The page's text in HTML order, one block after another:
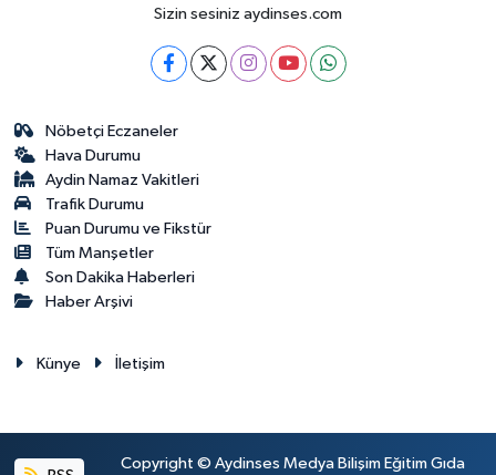
Sizin sesiniz aydinses.com
Nöbetçi Eczaneler
Hava Durumu
Aydin Namaz Vakitleri
Trafik Durumu
Puan Durumu ve Fikstür
Tüm Manşetler
Son Dakika Haberleri
Haber Arşivi
Künye İletişim
Copyright © Aydinses Medya Bilişim Eğitim Gıda